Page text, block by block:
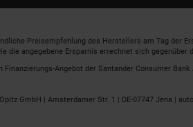
Preisempfehlung des Herstellers am Tag der
die angegebene Ersparnis errechnet sich
Angebot der Santander Consumer
GmbH | Amsterdamer Str. 1 | DE-07747 Jena |